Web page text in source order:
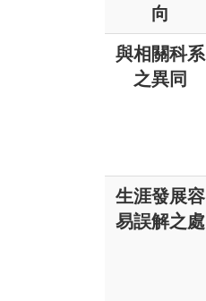
向
與相關科系
之異同
生涯發展容
易誤解之處